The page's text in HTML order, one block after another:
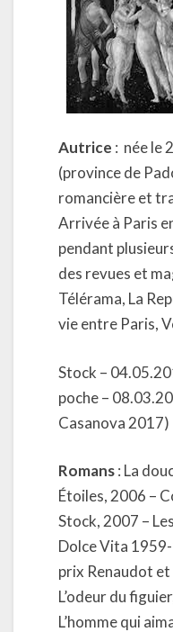
Autrice : née le
(province de
romancière et
Arrivée à Paris
pendant
des revues et
Télérama, La
vie entre Paris,
Stock –
poche –
Casanova 2017)
Romans: La
Étoiles, 2006 –
Stock, 2007 –
Dolce Vita
prix Renaudot
L’odeur du
L’homme qui